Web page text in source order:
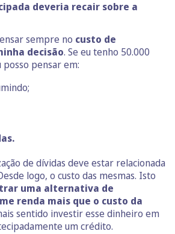
deveria recair sobre a
sempre no custo de
decisão. Se eu tenho 50.000
pensar em:
de dívidas deve estar relacionada
logo, o custo das mesmas. Isto
uma alternativa de
renda mais que o custo da
sentido investir esse dinheiro em
um crédito.